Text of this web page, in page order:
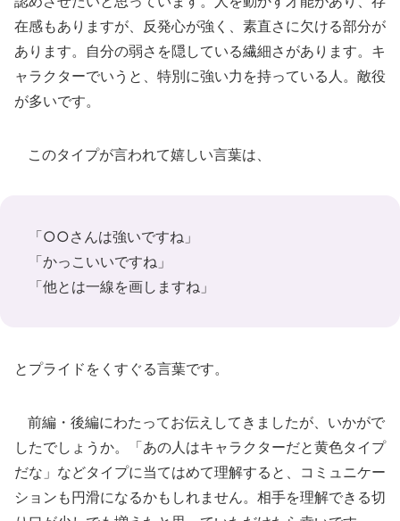
在感もありますが、反発心が強く、素直さに欠ける部分が
あります。自分の弱さを隠している繊細さがあります。キ
ャラクターでいうと、特別に強い力を持っている人。敵役
が多いです。
このタイプが言われて嬉しい言葉は、
「○○さんは強いですね」
「かっこいいですね」
「他とは一線を画しますね」
とプライドをくすぐる言葉です。
前編・後編にわたってお伝えしてきましたが、いかがで
したでしょうか。「あの人はキャラクターだと黄色タイプ
だな」などタイプに当てはめて理解すると、コミュニケー
ションも円滑になるかもしれません。相手を理解できる切